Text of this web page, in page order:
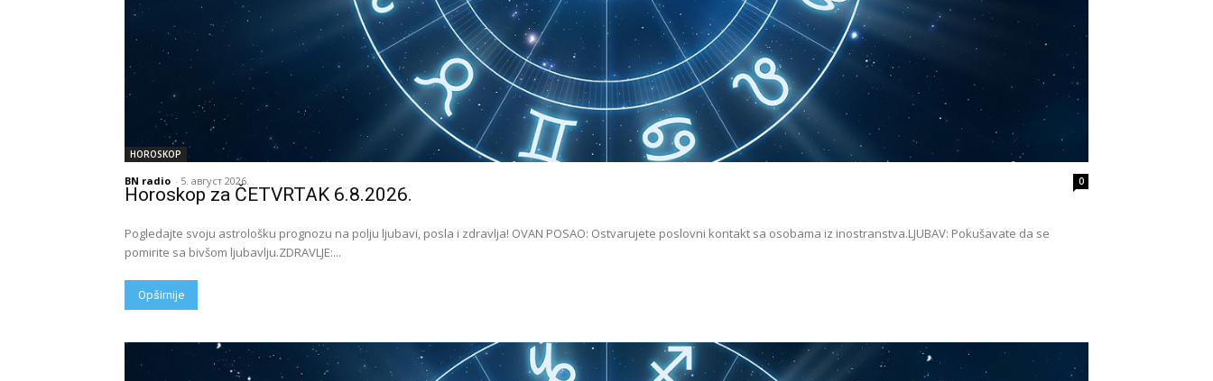
HOROSKOP
BN radio - 5. август 2026. 0
Horoskop za ČETVRTAK 6.8.2026.
Pogledajte svoju astrološku prognozu na polju ljubavi, posla i zdravlja! OVAN POSAO: Ostvarujete poslovni kontakt sa osobama iz inostranstva.LJUBAV: Pokušavate da se
pomirite sa bivšom ljubavlju.ZDRAVLJE:...
Opširnije